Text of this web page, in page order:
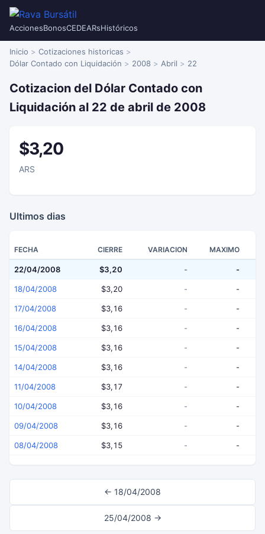
AccionesBonosCEDEARsHistóricos
Inicio
Cotizaciones historicas
Dólar Contado con Liquidación
2008 Abril 22
Cotizacion del Dólar Contado con
Liquidación al 22 de abril de 2008
$3,20
ARS
Ultimos dias
FECHA CIERRE VARIACION MAXIMO
22/04/2008 $3,20 - -
18/04/2008 $3,20 - -
17/04/2008 $3,16 - -
16/04/2008 $3,16 - -
15/04/2008 $3,16 - -
14/04/2008 $3,16 - -
11/04/2008 $3,17 - -
10/04/2008 $3,16 - -
09/04/2008 $3,16 - -
08/04/2008 $3,15 - -
← 18/04/2008
25/04/2008 →